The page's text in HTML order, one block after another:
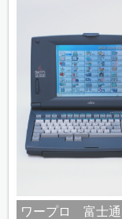
ワープロ 富士